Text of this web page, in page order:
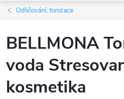
Odličování, tonizace
BELLMONA
voda
kosmetika